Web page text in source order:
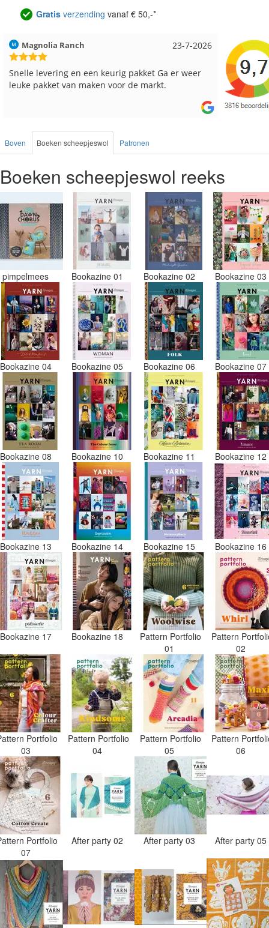
Gratis verzending vanaf € 50,-*
17-7-2026
Hilde uit Loyers
Reeds meerdere keren breigaren en breinaalden
besteld, altijd heel tevreden over de service.
Loes uit
Snelle
Boven Boeken scheepjeswol Patronen
Boeken scheepjeswol reeks
pimpelmees Bookazine 01 Bookazine 02 Bookazine 03
Bookazine 04 Bookazine 05 Bookazine 06 Bookazine 07
Bookazine 08 Bookazine 10 Bookazine 11 Bookazine 12
Bookazine 13 Bookazine 14 Bookazine 15 Bookazine 16
Bookazine 17 Bookazine 18
Pattern Portfolio
01
Pattern
02
Portfolio
03
Pattern Portfolio
04
Pattern Portfolio
05
Pattern
06
Portfolio
07
After party 02 After party 03 After party 05